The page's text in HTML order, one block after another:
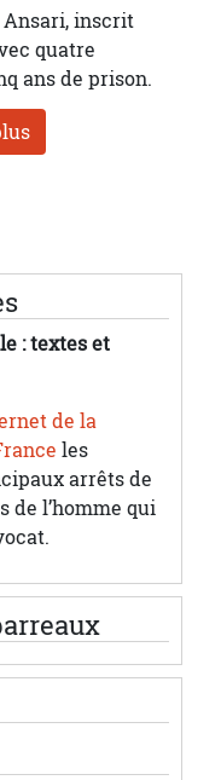
Ansari, inscrit
quatre
ans de prison.
: textes et
de la
les
arrêts de
de l’homme qui